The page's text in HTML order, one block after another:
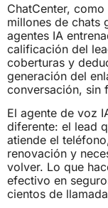
ChatCenter,
millones de chats
agentes IA
calificación del
coberturas y
generación del
conversación, sin
El agente de voz
diferente: el lead
atiende el
renovación y
volver. Lo que
efectivo en
cientos de